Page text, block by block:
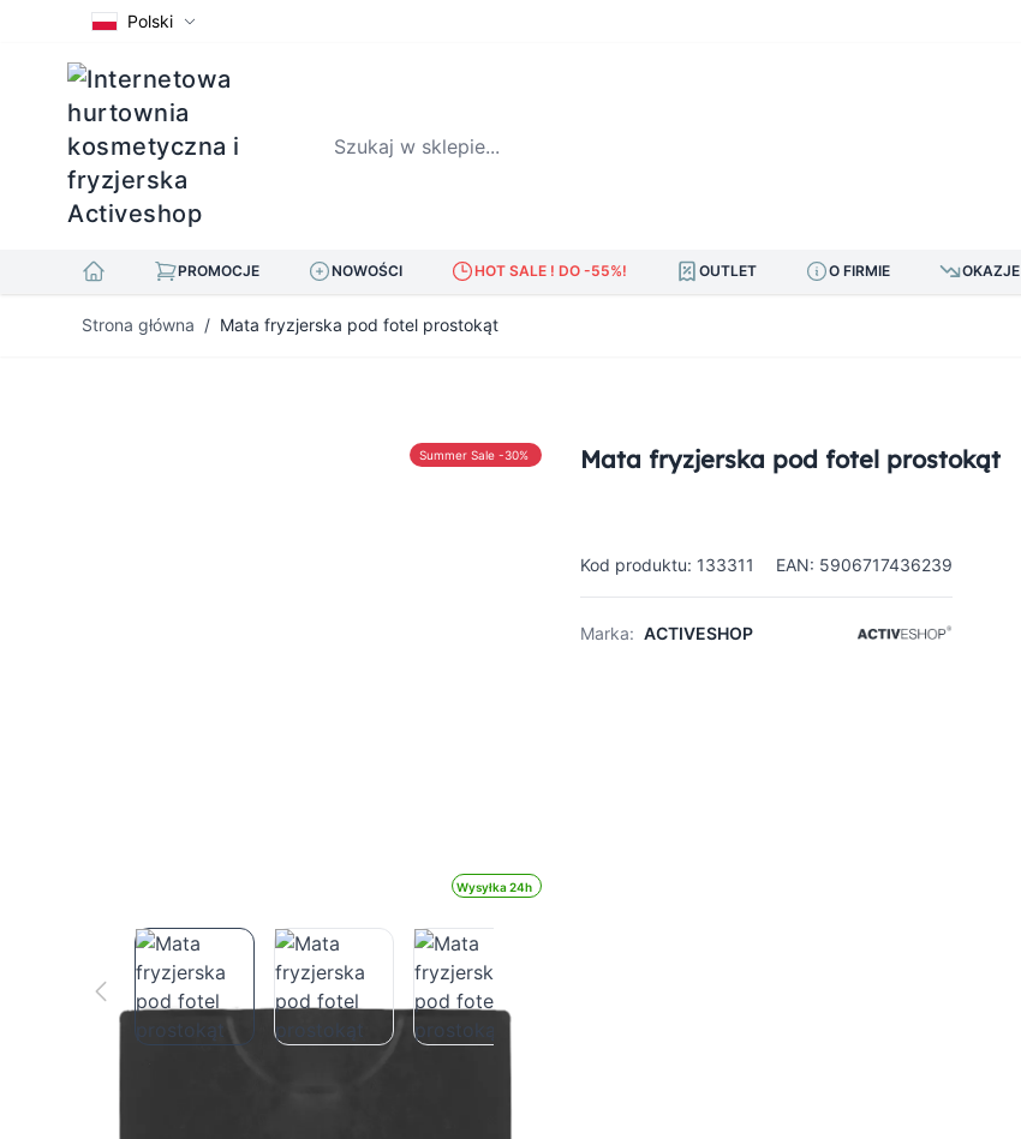
Polski
Szukaj w sklepie...
PROMOCJE NOWOŚCI HOT SALE ! DO -55%! OUTLET O FIRMIE OKAZJE
Strona główna / Mata fryzjerska pod fotel prostokąt
Wysyłka 24h
Summer Sale -30% Mata fryzjerska pod fotel prostokąt
Kod produktu: 133311 EAN: 5906717436239
Marka: ACTIVESHOP